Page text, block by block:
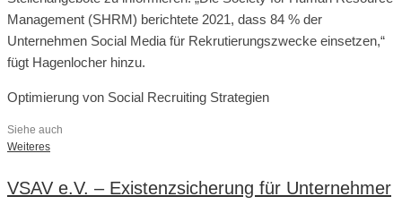
Management (SHRM) berichtete 2021, dass 84 % der
Unternehmen Social Media für Rekrutierungszwecke einsetzen,“
fügt Hagenlocher hinzu.
Optimierung von Social Recruiting Strategien
Siehe auch
Weiteres
VSAV e.V. – Existenzsicherung für Unternehmer